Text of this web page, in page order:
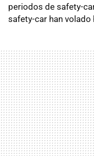
periodos de safety-
safety-car han volado